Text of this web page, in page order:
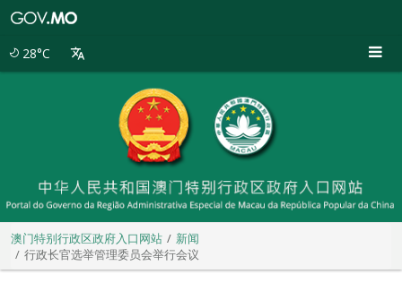
28°C
澳门特别行政区政府入口网站
新闻
行政长官选举管理委员会举行会议